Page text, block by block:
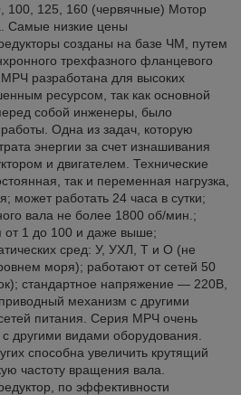
100, 125, 160 (червячные) Мотор
Самые низкие цены
созданы на базе ЧМ, путем
трехфазного фланцевого
разработана для высоких
ресурсом, так как основной
собой инженеры, было
Одна из задач, которую
энергии за счет изнашивания
и двигателем. Технические
так и переменная нагрузка,
может работать 24 часа в сутки;
вала не более 1800 об/мин.;
от 1 до 100 и даже выше;
сред: У, УХЛ, Т и О (не
моря); работают от сетей 50
стандартное напряжение — 220В,
механизм с другими
питания. Серия МРЧ очень
другими видами оборудования.
способна увеличить крутящий
частоту вращения вала.
по эффективности